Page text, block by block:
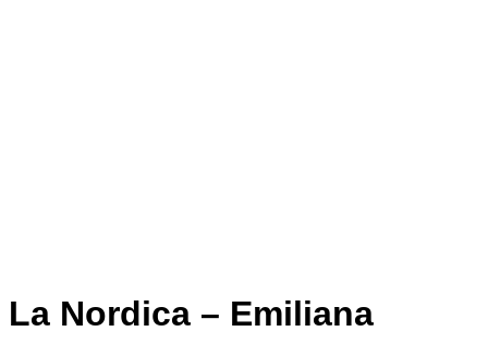
La Nordica – Emiliana